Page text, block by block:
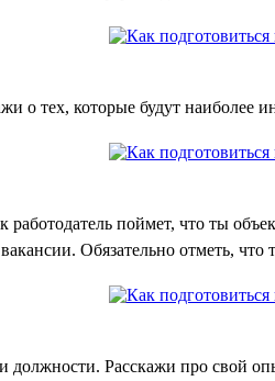
о тех, которые будут наиболее
работодатель поймет, что ты
Обязательно отметь,
Расскажи про свой